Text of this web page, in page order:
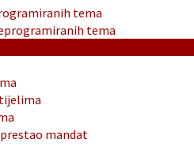
tema
tema
mandat